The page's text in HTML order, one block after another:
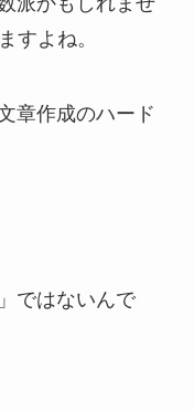
すよね。
章作成のハード
ではないんで